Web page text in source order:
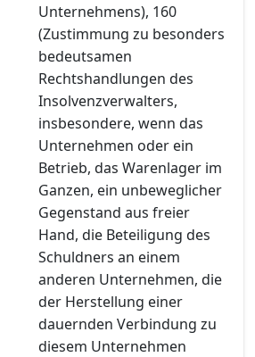
Unternehmens), 160
(Zustimmung zu besonders
bedeutsamen
Rechtshandlungen des
Insolvenzverwalters,
insbesondere, wenn das
Unternehmen oder ein
Betrieb, das Warenlager im
Ganzen, ein unbeweglicher
Gegenstand aus freier
Hand, die Beteiligung des
Schuldners an einem
anderen Unternehmen, die
der Herstellung einer
dauernden Verbindung zu
diesem Unternehmen